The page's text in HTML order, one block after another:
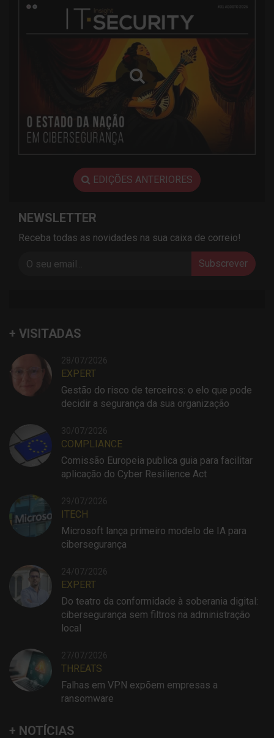
EDIÇÕES ANTERIORES
NEWSLETTER
Receba todas as novidades na sua caixa de correio!
Subscrever
+ VISITADAS
28/07/2026
EXPERT
Gestão do risco de terceiros: o elo que pode
decidir a segurança da sua organização
30/07/2026
COMPLIANCE
Comissão Europeia publica guia para facilitar
aplicação do Cyber Resilience Act
29/07/2026
ITECH
Microsoft lança primeiro modelo de IA para
cibersegurança
24/07/2026
EXPERT
Do teatro da conformidade à soberania digital:
cibersegurança sem filtros na administração
local
27/07/2026
THREATS
Falhas em VPN expõem empresas a
ransomware
+ NOTÍCIAS